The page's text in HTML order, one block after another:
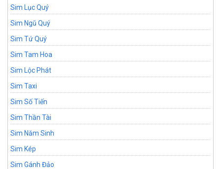
Sim Lục Quý
Sim Ngũ Quý
Sim Tứ Quý
Sim Tam Hoa
Sim Lộc Phát
Sim Taxi
Sim Số Tiến
Sim Thần Tài
Sim Năm Sinh
Sim Kép
Sim Gánh Đảo